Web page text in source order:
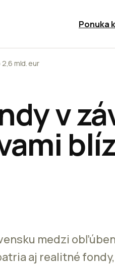
Ponuka
mld. eur
v
medzi
aj realitné